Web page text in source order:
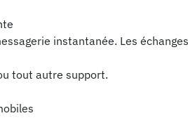
instantanée. Les
tout autre support.